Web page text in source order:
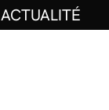
ACTUALITÉ